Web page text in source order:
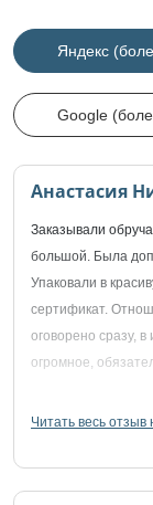
Яндекс
Google
Анастасия
Заказывали
большой. Была
Упаковали в
сертификат.
оговорено сразу,
огромное,
Читать весь отзыв